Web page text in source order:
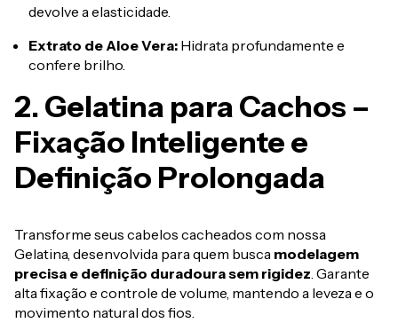
devolve a elasticidade.
Extrato de Aloe Vera: Hidrata profundamente e
confere brilho.
2. Gelatina para Cachos –
Fixação Inteligente e
Definição Prolongada
Transforme seus cabelos cacheados com nossa
Gelatina, desenvolvida para quem busca modelagem
precisa e definição duradoura sem rigidez. Garante
alta fixação e controle de volume, mantendo a leveza e o
movimento natural dos fios.